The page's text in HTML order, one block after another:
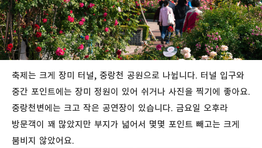
축제는 크게 장미 터널, 중랑천 공원으로 나뉩니다. 터널 입구와
중간 포인트에는 장미 정원이 있어 쉬거나 사진을 찍기에 좋아요.
중랑천변에는 크고 작은 공연장이 있습니다. 금요일 오후라
방문객이 꽤 많았지만 부지가 넓어서 몇몇 포인트 빼고는 크게
붐비지 않았어요.